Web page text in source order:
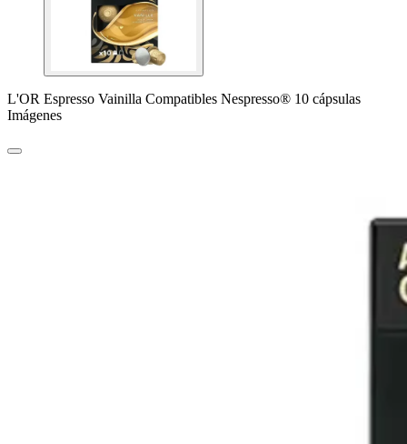
L'OR Espresso Vainilla Compatibles Nespresso® 10 cápsulas
Imágenes